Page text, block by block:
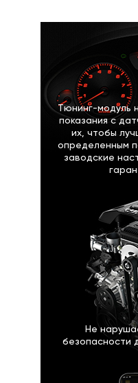
Тюнинг-модуль
показания с
их, чтобы
определенным
заводские
Не
безопасности